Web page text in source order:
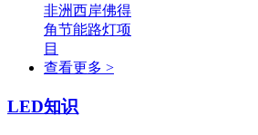
非洲西岸佛得
角节能路灯项
目
查看更多 >
LED知识